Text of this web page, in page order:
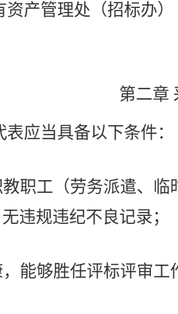
资产管理处（招标办
第二章
表应当具备以下条件：
职工（劳务派遣、
违规违纪不良记录；
能够胜任评标评审工